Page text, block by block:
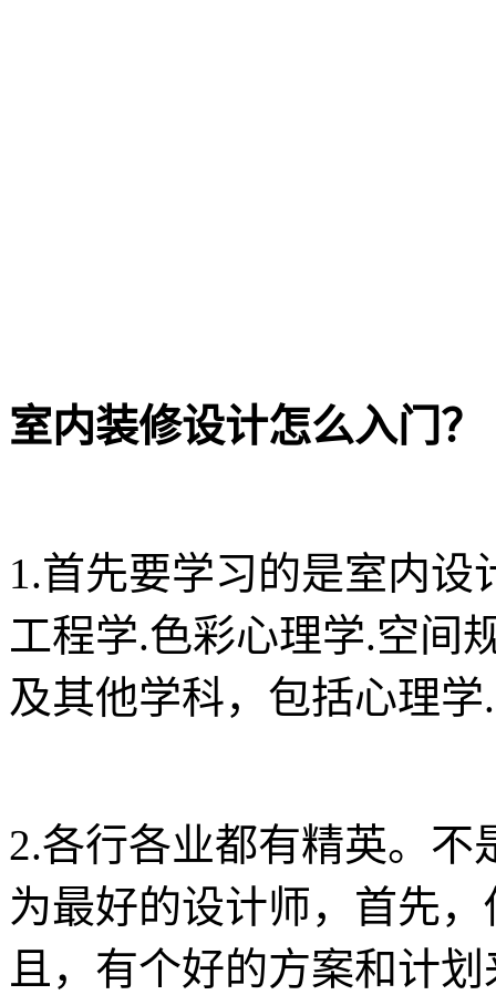
室内装修设计怎么入门？
1.首先要学习的是室内
工程学.色彩心理学.空间
及其他学科，包括心理
2.各行各业都有精英。
为最好的设计师，首先
且，有个好的方案和计